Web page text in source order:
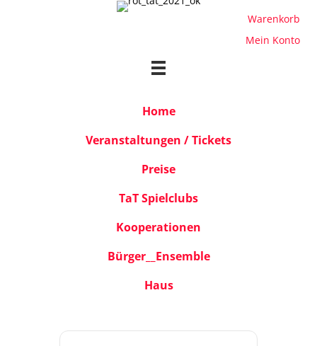
Warenkorb
Mein Konto
Home
Veranstaltungen / Tickets
Preise
TaT Spielclubs
Kooperationen
Bürger__Ensemble
Haus